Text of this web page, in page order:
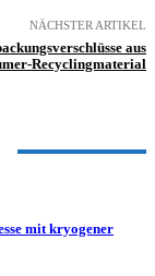
NÄCHSTER ARTIKEL
aus
Recyclingmaterial
mit kryogener